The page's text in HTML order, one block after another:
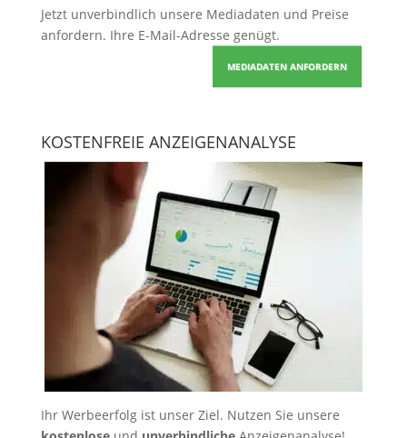
Jetzt unverbindlich unsere Mediadaten und Preise
anfordern. Ihre E-Mail-Adresse genügt.
MEDIADATEN ANFORDERN
KOSTENFREIE ANZEIGENANALYSE
Ihr Werbeerfolg ist unser Ziel. Nutzen Sie unsere